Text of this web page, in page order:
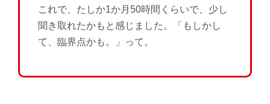
これで、たしか1か月50時間くらいで、少し
聞き取れたかもと感じました。「もしかし
て、臨界点かも。」って。